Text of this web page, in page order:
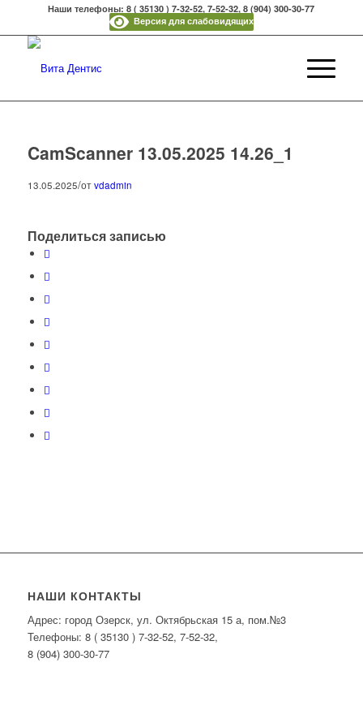
Наши телефоны: 8 ( 35130 ) 7-32-52, 7-52-32, 8 (904) 300-30-77
Версия для слабовидящих
CamScanner 13.05.2025 14.26_1
13.05.2025/отvdadmin
Поделиться записью
НАШИ КОНТАКТЫ
Адрес: город Озерск, ул. Октябрьская 15 а, пом.№3
Телефоны: 8 ( 35130 ) 7-32-52, 7-52-32,
8 (904) 300-30-77